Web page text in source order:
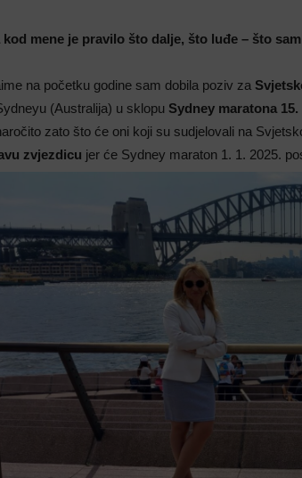
kod mene je pravilo što dalje, što luđe – što
na početku godine sam dobila poziv za
(Australija) u sklopu Sydney maratona 15.
zato što će oni koji su sudjelovali na
zvjezdicu jer će Sydney maraton 1. 1. 2025.